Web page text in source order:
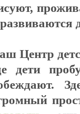
Центр
дети